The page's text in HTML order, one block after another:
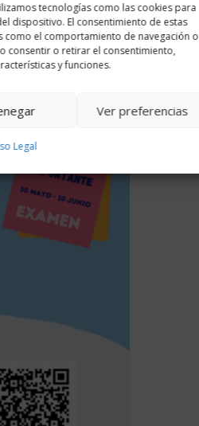
tecnologías como las cookies para
dispositivo. El consentimiento de estas
el comportamiento de navegación o
consentir o retirar el consentimiento,
y funciones.
Ver preferencias
Legal